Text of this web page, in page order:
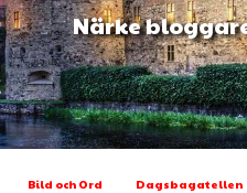
Närke
Bild och Ord Dagsbagatellen